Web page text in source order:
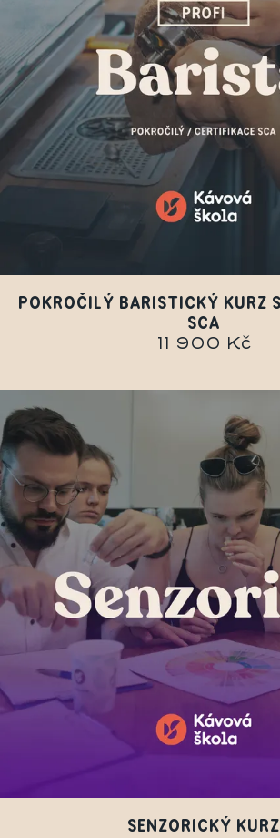
POKROČILÝ BARISTICKÝ KURZ
SCA
11 900 Kč
SENZORICKÝ KURZ